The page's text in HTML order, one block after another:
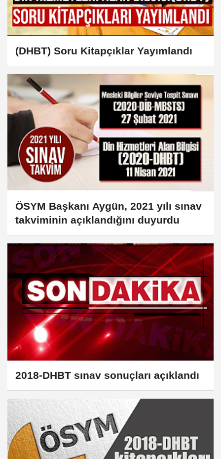
(DHBT) Soru Kitapçıklar Yayımlandı
ÖSYM Başkanı Aygün, 2021 yılı sınav
takviminin açıklandığını duyurdu
2018-DHBT sınav sonuçları açıklandı